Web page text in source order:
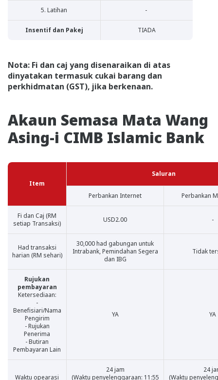
5. Latihan -
Insentif dan Pakej TIADA
Nota: Fi dan caj yang disenaraikan di atas
dinyatakan termasuk cukai barang dan
perkhidmatan (GST), jika berkenaan.
Akaun Semasa Mata Wang
Asing-i CIMB Islamic Bank
Item
Saluran
Perbankan Internet Perbankan
Fi dan Caj (RM
setiap Transaksi)
USD2.00 -
Had transaksi
harian (RM sehari)
30,000 had gabungan untuk
Intrabank, Pemindahan Segera
dan IBG
Tidak
Rujukan
pembayaran
Ketersediaan:
-
Benefisiari/Nama
Pengirim
- Rujukan
Penerima
- Butiran
Pembayaran Lain
YA YA
Waktu opearasi
24 jam
(Waktu penyelenggaraan: 11:55
24
(Waktu